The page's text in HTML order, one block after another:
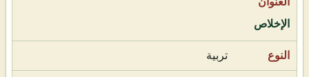
الإخلاص
تربية